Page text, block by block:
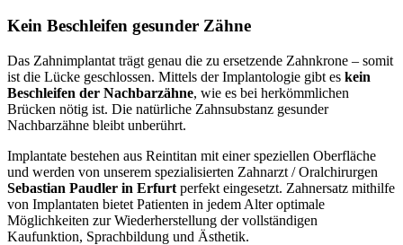
Kein Beschleifen gesunder Zähne
Das Zahnimplantat trägt genau die zu ersetzende Zahnkrone – somit
ist die Lücke geschlossen. Mittels der Implantologie gibt es kein
Beschleifen der Nachbarzähne, wie es bei herkömmlichen
Brücken nötig ist. Die natürliche Zahnsubstanz gesunder
Nachbarzähne bleibt unberührt.
Implantate bestehen aus Reintitan mit einer speziellen Oberfläche
und werden von unserem spezialisierten Zahnarzt / Oralchirurgen
Sebastian Paudler in Erfurt perfekt eingesetzt. Zahnersatz mithilfe
von Implantaten bietet Patienten in jedem Alter optimale
Möglichkeiten zur Wiederherstellung der vollständigen
Kaufunktion, Sprachbildung und Ästhetik.